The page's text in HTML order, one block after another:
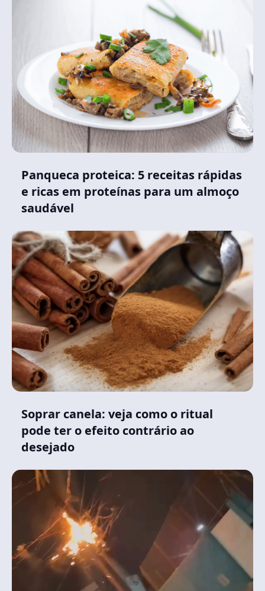
Panqueca proteica: 5 receitas rápidas
e ricas em proteínas para um almoço
saudável
Soprar canela: veja como o ritual
pode ter o efeito contrário ao
desejado